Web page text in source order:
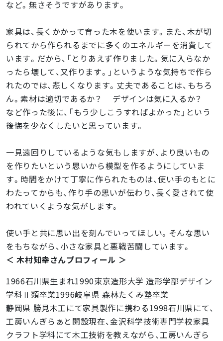
など。無さそうですがあります。
家具は、長くかかって育った木を使います。また、木が切
られてから作られるまでに多くのエネルギーを消費して
います。だから、「とりあえず作りました。気に入らなか
ったら壊して、又作ります。」というような気持ちで作ら
れたのでは、悲しくなります。丈夫であることは、もちろ
ん。素材は適切であるか？ デザインは気に入るか？
など作った後に、「もう少しこうすればよかった」という
後悔を少なくしたいと思っています。
一見遠回りしているような気もしますが、より良いもの
を作りたいという思いから模型を作るようにしていま
す。時間をかけて丁寧に作られたものは、使い手のもとに
わたってからも、作り手の思いが伝わり、長く愛されて使
われていくような気がします。
使い手と共に思い出を刻んでいってほしい。そんな思い
をもちながら、小さな家具と悪戦苦闘しています。
＜ 木村知幸さんプロフィール ＞
1966石川県生まれ1990東京造形大学 造形学部デザイン
学科Ⅱ類卒業1996岐阜県 森林たくみ塾卒業
静岡県 勝見木工にて家具製作に携わる1998石川県にて、
工房いんぎらぁと開設現在、金沢科学技術専門学校家具
クラフト学科にて木工技術を教えながら、工房いんぎら